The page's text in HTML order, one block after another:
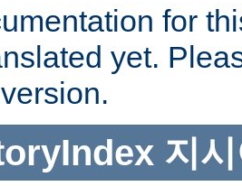
for
yet.
지